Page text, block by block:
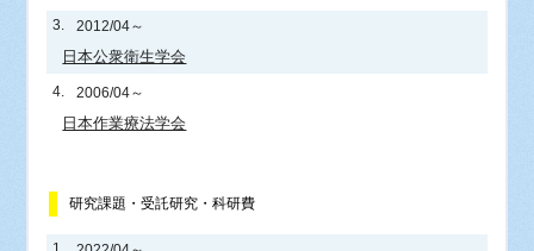
3. 2012/04～
日本公衆衛生学会
4. 2006/04～
日本作業療法学会
研究課題・受託研究・科研費